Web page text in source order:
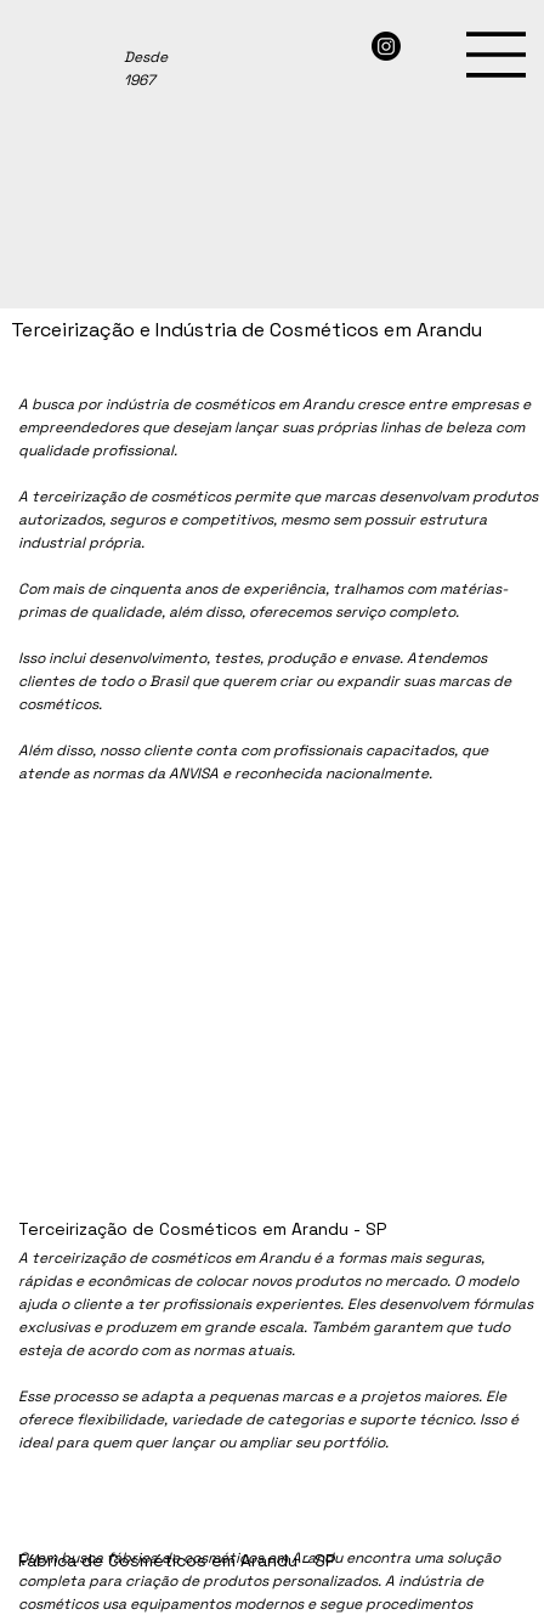
Desde
1967
A busca por indústria de cosméticos emAranducresce entre empresas e
empreendedores que desejam lançar suas próprias linhas de beleza com
qualidade profissional.
A terceirização de cosméticos permite que marcas desenvolvam produtos
autorizados, seguros e competitivos, mesmo sem possuir estrutura
industrial própria.
Com mais de cinquenta anos de experiência, tralhamos com matérias-
primas de qualidade, além disso, oferecemos serviço completo.
Isso inclui desenvolvimento, testes, produção e envase. Atendemos
clientes de todo o Brasil que querem criar ou expandir suas marcas de
cosméticos.
Além disso, nosso cliente conta com profissionais capacitados, que
atende as normas da ANVISA e reconhecida nacionalmente.
A terceirização de cosméticos em Arandu é a formas mais seguras,
rápidas e econômicas de colocar novos produtos no mercado. O modelo
ajuda o cliente a ter profissionais experientes. Eles desenvolvem fórmulas
exclusivas e produzem em grande escala. Também garantem que tudo
esteja de acordo com as normas atuais.
Esse processo se adapta a pequenas marcas e a projetos maiores. Ele
oferece flexibilidade, variedade de categorias e suporte técnico. Isso é
ideal para quem quer lançar ou ampliar seu portfólio.
Quem busca fábrica de cosméticos em Arandu encontra uma solução
completa para criação de produtos personalizados. A indústria de
cosméticos usa equipamentos modernos e segue procedimentos
Terceirização e Indústria de Cosméticos em Arandu
Fábrica de Cosméticos em Arandu - SP
Terceirização de Cosméticos em Arandu - SP